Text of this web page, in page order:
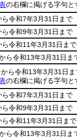
の右欄に掲げる字句と
令和7年3月31日まで
令和9年3月31日まで
令和11年3月31日まで
ら令和13年3月31日ま
ら令和13年3月31日
の右欄に掲げる字句と
令和7年3月31日まで
令和9年3月31日まで
令和11年3月31日まで
ら令和13年3月31日ま